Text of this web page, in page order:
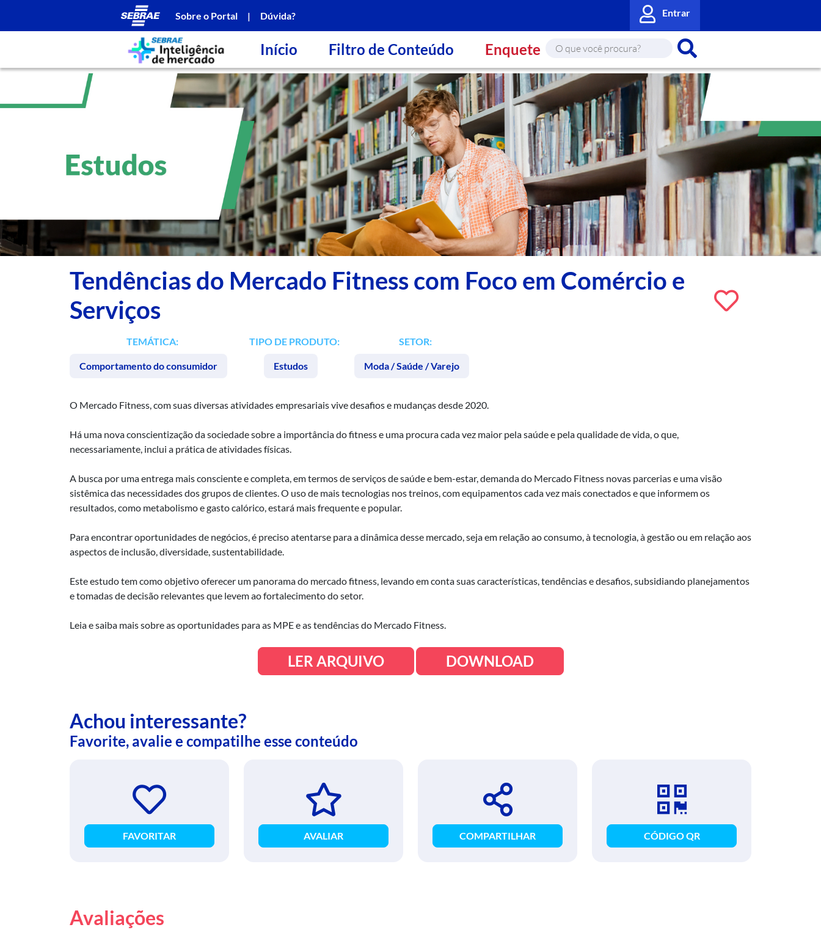
Sobre o Portal | Dúvida? Entrar
Início Filtro de Conteúdo Enquete
Tendências do Mercado Fitness com Foco em Comércio e
Serviços
TEMÁTICA:
Comportamento do consumidor
TIPO DE PRODUTO:
Estudos
SETOR:
Moda / Saúde / Varejo
O Mercado Fitness, com suas diversas atividades empresariais vive desafios e mudanças desde 2020.
Há uma nova conscientização da sociedade sobre a importância do fitness e uma procura cada vez maior pela saúde e pela qualidade de vida, o que,
necessariamente, inclui a prática de atividades físicas.
A busca por uma entrega mais consciente e completa, em termos de serviços de saúde e bem-estar, demanda do Mercado Fitness novas parcerias e uma visão
sistêmica das necessidades dos grupos de clientes. O uso de mais tecnologias nos treinos, com equipamentos cada vez mais conectados e que informem os
resultados, como metabolismo e gasto calórico, estará mais frequente e popular.
Para encontrar oportunidades de negócios, é preciso atentarse para a dinâmica desse mercado, seja em relação ao consumo, à tecnologia, à gestão ou em relação aos
aspectos de inclusão, diversidade, sustentabilidade.
Este estudo tem como objetivo oferecer um panorama do mercado fitness, levando em conta suas características, tendências e desafios, subsidiando planejamentos
e tomadas de decisão relevantes que levem ao fortalecimento do setor.
Leia e saiba mais sobre as oportunidades para as MPE e as tendências do Mercado Fitness.
LER ARQUIVO DOWNLOAD
Achou interessante?
Favorite, avalie e compatilhe esse conteúdo
FAVORITAR AVALIAR COMPARTILHAR CÓDIGO QR
Avaliações